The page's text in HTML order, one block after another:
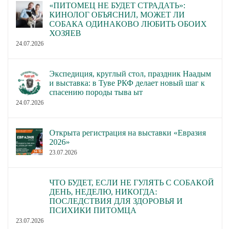
«ПИТОМЕЦ НЕ БУДЕТ СТРАДАТЬ»:
КИНОЛОГ ОБЪЯСНИЛ, МОЖЕТ ЛИ
СОБАКА ОДИНАКОВО ЛЮБИТЬ ОБОИХ
ХОЗЯЕВ
24.07.2026
Экспедиция, круглый стол, праздник Наадым
и выставка: в Туве РКФ делает новый шаг к
спасению породы тыва ыт
24.07.2026
Открыта регистрация на выставки «Евразия
2026»
23.07.2026
ЧТО БУДЕТ, ЕСЛИ НЕ ГУЛЯТЬ С СОБАКОЙ
ДЕНЬ, НЕДЕЛЮ, НИКОГДА:
ПОСЛЕДСТВИЯ ДЛЯ ЗДОРОВЬЯ И
ПСИХИКИ ПИТОМЦА
23.07.2026